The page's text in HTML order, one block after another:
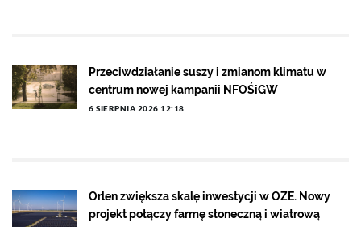
Przeciwdziałanie suszy i zmianom klimatu w
centrum nowej kampanii NFOŚiGW
6 SIERPNIA 2026 12:18
Orlen zwiększa skalę inwestycji w OZE. Nowy
projekt połączy farmę słoneczną i wiatrową